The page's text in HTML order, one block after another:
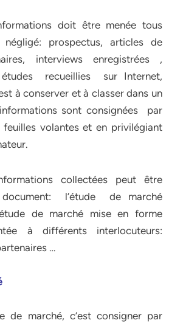
doit être menée tous
négligé: prospectus, articles de
interviews enregistrées ,
recueillies sur Internet,
à conserver et à classer dans un
sont consignées par
volantes et en privilégiant
collectées peut être
l’étude de marché
de marché mise en forme
à différents interlocuteurs:
…
de marché, c’est consigner par